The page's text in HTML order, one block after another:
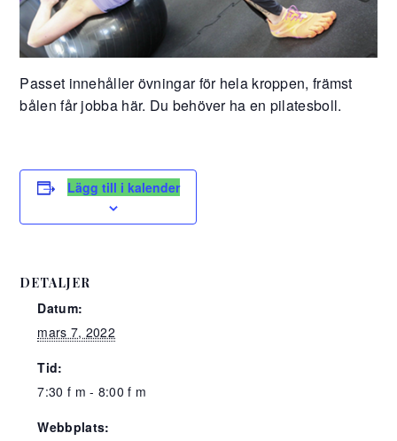
Passet innehåller övningar för hela kroppen, främst
bålen får jobba här. Du behöver ha en pilatesboll.
Lägg till i kalender
DETALJER
Datum:
mars 7, 2022
Tid:
7:30 f m - 8:00 f m
Webbplats: